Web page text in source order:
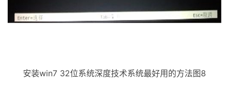
安装win7 32位系统深度技术系统最好用的方法图8